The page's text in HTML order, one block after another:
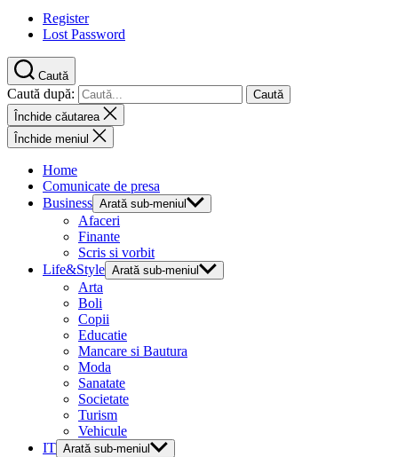
Register
Lost Password
Caută
Caută după:
Închide căutarea
Închide meniul
Home
Comunicate de presa
Business Arată sub-meniul
Afaceri
Finante
Scris si vorbit
Life&Style Arată sub-meniul
Arta
Boli
Copii
Educatie
Mancare si Bautura
Moda
Sanatate
Societate
Turism
Vehicule
IT Arată sub-meniul